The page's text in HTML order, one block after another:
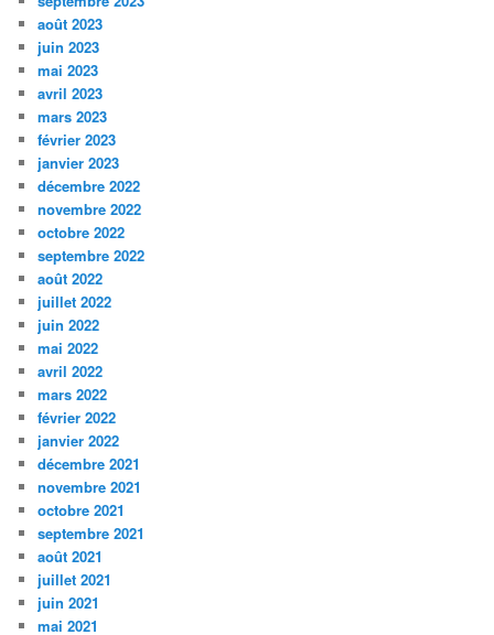
août 2023
juin 2023
mai 2023
avril 2023
mars 2023
février 2023
janvier 2023
décembre 2022
novembre 2022
octobre 2022
septembre 2022
août 2022
juillet 2022
juin 2022
mai 2022
avril 2022
mars 2022
février 2022
janvier 2022
décembre 2021
novembre 2021
octobre 2021
septembre 2021
août 2021
juillet 2021
juin 2021
mai 2021